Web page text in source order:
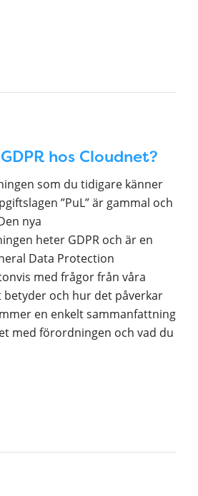
hos Cloudnet?
som du tidigare känner
”PuL” är gammal och
nya
heter GDPR och är en
Data Protection
med frågor från våra
betyder och hur det påverkar
en enkelt sammanfattning
med förordningen och vad du